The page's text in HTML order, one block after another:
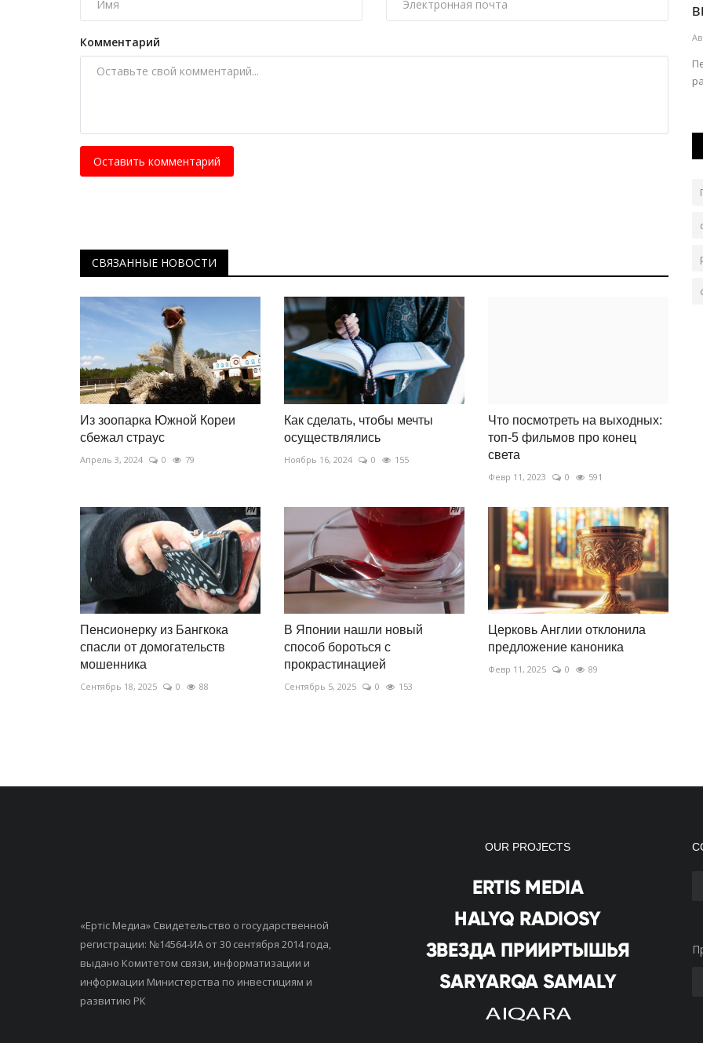
Комментарий
Оставить комментарий
СВЯЗАННЫЕ НОВОСТИ
Из зоопарка Южной Кореи
сбежал страус
Апрель 3, 2024 0 79
Как сделать, чтобы мечты
осуществлялись
Ноябрь 16, 2024 0 155
Что посмотреть на выходных:
топ-5 фильмов про конец
света
Февр 11, 2023 0 591
Пенсионерку из Бангкока
спасли от домогательств
мошенника
Сентябрь 18, 2025 0 88
В Японии нашли новый
способ бороться с
прокрастинацией
Сентябрь 5, 2025 0 153
Церковь Англии отклонила
предложение каноника
Февр 11, 2025 0 89
Июль 27, 2026
Делегация Павлодарской области приняла участие в
форуме сотрудничества Казахстана...
арбузной столицы
«Ертiс Медиа» Свидетельство о государственной
регистрации: №14564-ИА от 30 сентября 2014 года,
выдано Комитетом связи, информатизации и
информации Министерства по инвестициям и
развитию РК
OUR PROJECTS